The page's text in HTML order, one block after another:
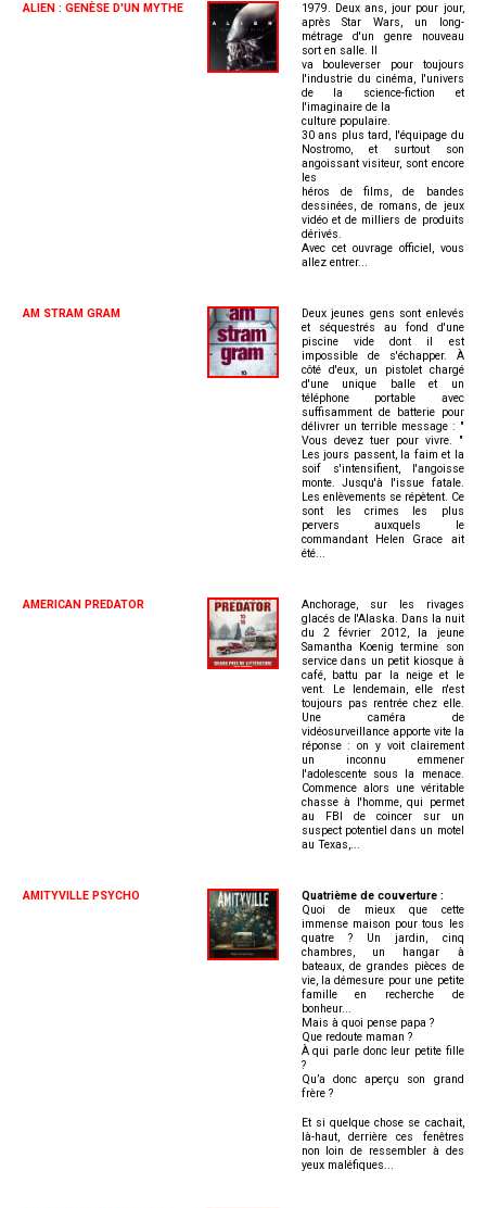
ALIEN : GENÈSE D'UN MYTHE
1979. Deux ans, jour pour jour,
après Star Wars, un long-
métrage d'un genre nouveau
sort en salle. Il
va bouleverser pour toujours
l'industrie du cinéma, l'univers
de la science-fiction et
l'imaginaire de la
culture populaire.
30 ans plus tard, l'équipage du
Nostromo, et surtout son
angoissant visiteur, sont encore
les
héros de films, de bandes
dessinées, de romans, de jeux
vidéo et de milliers de produits
dérivés.
Avec cet ouvrage officiel, vous
allez entrer...
AM STRAM GRAM
Deux jeunes gens sont enlevés
et séquestrés au fond d'une
piscine vide dont il est
impossible de s'échapper. À
côté d'eux, un pistolet chargé
d'une unique balle et un
téléphone portable avec
suffisamment de batterie pour
délivrer un terrible message : "
Vous devez tuer pour vivre. "
Les jours passent, la faim et la
soif s'intensifient, l'angoisse
monte. Jusqu'à l'issue fatale.
Les enlèvements se répètent. Ce
sont les crimes les plus
pervers auxquels le
commandant Helen Grace ait
été...
AMERICAN PREDATOR
Anchorage, sur les rivages
glacés de l'Alaska. Dans la nuit
du 2 février 2012, la jeune
Samantha Koenig termine son
service dans un petit kiosque à
café, battu par la neige et le
vent. Le lendemain, elle n'est
toujours pas rentrée chez elle.
Une caméra de
vidéosurveillance apporte vite la
réponse : on y voit clairement
un inconnu emmener
l'adolescente sous la menace.
Commence alors une véritable
chasse à l'homme, qui permet
au FBI de coincer sur un
suspect potentiel dans un motel
au Texas,...
AMITYVILLE PSYCHO
Quatrième de couverture :
Quoi de mieux que cette
immense maison pour tous les
quatre ? Un jardin, cinq
chambres, un hangar à
bateaux, de grandes pièces de
vie, la démesure pour une petite
famille en recherche de
bonheur...
Mais à quoi pense papa ?
Que redoute maman ?
À qui parle donc leur petite fille
?
Qu’a donc aperçu son grand
frère ?
Et si quelque chose se cachait,
là-haut, derrière ces fenêtres
non loin de ressembler à des
yeux maléfiques...